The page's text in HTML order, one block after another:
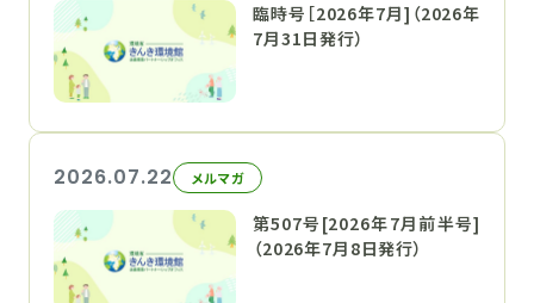
臨時号［2026年7月]（2026年
7月31日発行）
2026.07.22 メルマガ
第507号[2026年7月前半号]
（2026年7月8日発行）